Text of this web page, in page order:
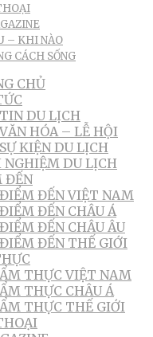
– KHI NÀO
CÁCH SỐNG
CHỦ
TIN DU LỊCH
VĂN HÓA – LỄ HỘI
SỰ KIỆN DU LỊCH
NGHIỆM DU LỊCH
ĐẾN
ĐIỂM ĐẾN VIỆT NAM
ĐIỂM ĐẾN CHÂU Á
ĐIỂM ĐẾN CHÂU ÂU
ĐIỂM ĐẾN THẾ GIỚI
ẨM THỰC VIỆT NAM
ẨM THỰC CHÂU Á
ẨM THỰC THẾ GIỚI